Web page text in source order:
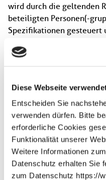
Diese Webseite
Entscheiden Sie
verwenden dürfen. Bitte
erforderliche Cookies
Funktionalität unserer
Weitere Informationen
Datenschutz erhalten Sie
zum Datenschutz https://
wird durch die geltenden
beteiligten Personen(-
Spezifikationen gesteuert
Universitätskliniken,
Systemherstellern –
verwendeten Systeme
zukünftigen
deshalb ist unsere
Gesundheitsdaten derzeit
Orientierung, was
Ausbau zukunftsfähig